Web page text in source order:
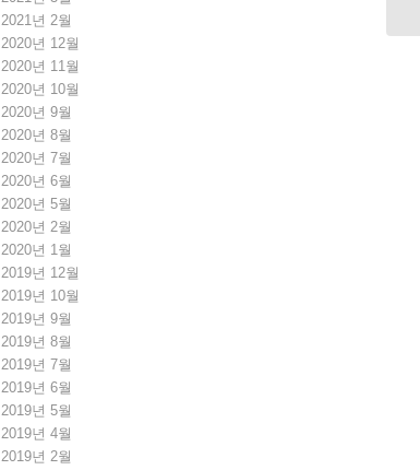
2021년 2월
2020년 12월
2020년 11월
2020년 10월
2020년 9월
2020년 8월
2020년 7월
2020년 6월
2020년 5월
2020년 2월
2020년 1월
2019년 12월
2019년 10월
2019년 9월
2019년 8월
2019년 7월
2019년 6월
2019년 5월
2019년 4월
2019년 2월